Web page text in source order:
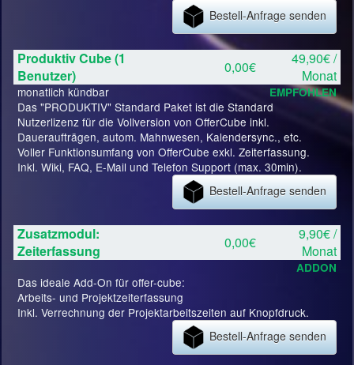
Bestell-Anfrage senden
Produktiv Cube (1
Benutzer)
0,00€
49,90€ /
Monat
monatlich kündbar EMPFOHLEN
Das "PRODUKTIV" Standard Paket ist die Standard
Nutzerlizenz für die Vollversion von OfferCube inkl.
Daueraufträgen, autom. Mahnwesen, Kalendersync., etc.
Voller Funktionsumfang von OfferCube exkl. Zeiterfassung.
Inkl. Wiki, FAQ, E-Mail und Telefon Support (max. 30min).
Bestell-Anfrage senden
Zusatzmodul:
Zeiterfassung
0,00€
9,90€ /
Monat
ADDON
Das ideale Add-On für offer-cube:
Arbeits- und Projektzeiterfassung
Inkl. Verrechnung der Projektarbeitszeiten auf Knopfdruck.
Bestell-Anfrage senden